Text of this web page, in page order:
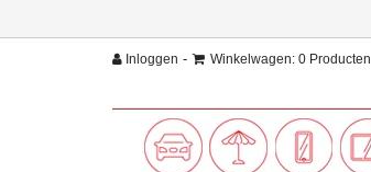
Inloggen - Winkelwagen: 0 Producten